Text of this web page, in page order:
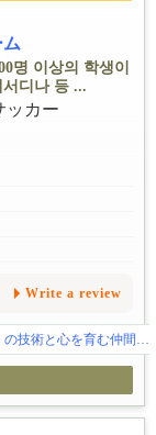
명 이상의 학생이
디나 등 ...
Write a review
サッカーを通じて、子どもたち（4〜12歳）の技術と心を育む仲間(コーチ)を募集しています！